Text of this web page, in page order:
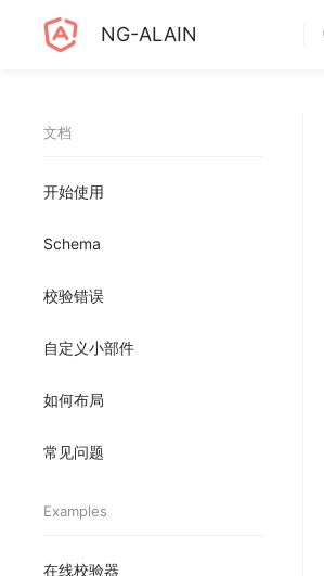
NG-ALAIN
文档
开始使用
Schema
校验错误
自定义小部件
如何布局
常见问题
Examples
在线校验器